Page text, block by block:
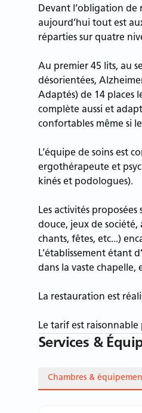
Devant l’obligation de
aujourd’hui tout est
réparties sur quatre
Au premier 45 lits, au
désorientées,
Adaptés) de 14 places
complète aussi et
confortables même si
L’équipe de soins est
ergothérapeute et
kinés et podologues).
Les activités
douce, jeux de
chants, fêtes, etc...)
L’établissement étant
dans la vaste chapelle,
La restauration est
Le tarif est
Services &
Chambres &